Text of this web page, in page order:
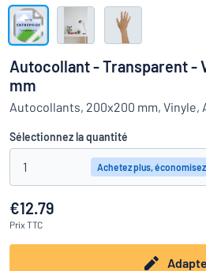
parvenez pas à trouver ce que
travail
Montrer toutes les catégories
Demande
devis
Se
connecter
Service
clients
Entreprise
Autocollant - Transparent -
mm
Autocollants, 200x200 mm, Vinyle,
Sélectionnez la quantité
1 Achetez plus,
€12.79
PrixTTC